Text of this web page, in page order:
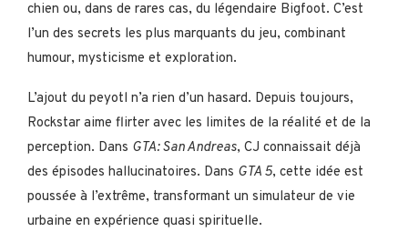
chien ou, dans de rares cas, du légendaire Bigfoot. C’est
l’un des secrets les plus marquants du jeu, combinant
humour, mysticisme et exploration.
L’ajout du peyotl n’a rien d’un hasard. Depuis toujours,
Rockstar aime flirter avec les limites de la réalité et de la
perception. Dans GTA: San Andreas, CJ connaissait déjà
des épisodes hallucinatoires. Dans GTA 5, cette idée est
poussée à l’extrême, transformant un simulateur de vie
urbaine en expérience quasi spirituelle.